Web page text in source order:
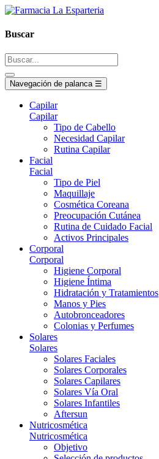
Buscar
Navegación de palanca ☰
Capilar
Capilar
Tipo de Cabello
Necesidad Capilar
Rutina Capilar
Facial
Facial
Tipo de Piel
Maquillaje
Cosmética Coreana
Preocupación Cutánea
Rutina de Cuidado Facial
Activos Principales
Corporal
Corporal
Higiene Corporal
Higiene Íntima
Hidratación y Tratamientos
Manos y Pies
Autobronceadores
Colonias y Perfumes
Solares
Solares
Solares Faciales
Solares Corporales
Solares Capilares
Solares Vía Oral
Solares Infantiles
Aftersun
Nutricosmética
Nutricosmética
Objetivo